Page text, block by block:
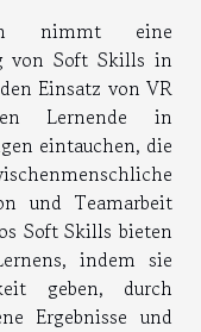
nimmt eine
von Soft Skills in
Einsatz von VR
Lernende in
eintauchen, die
und Teamarbeit
Soft Skills bieten
indem sie
geben, durch
Ergebnisse und